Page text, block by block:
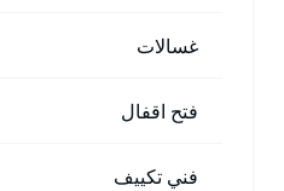
غسالات
فتح اقفال
فني تكييف